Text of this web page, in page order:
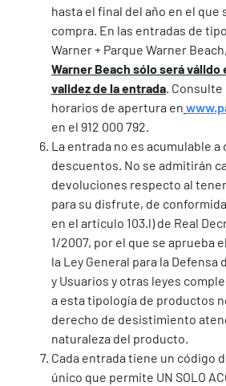
hasta el final del año en el que
compra. En las entradas de
Warner + Parque Warner Beach,
Warner Beach sólo será válido
validez de la entrada.
horarios de apertura en
en el 912 000 792.
La entrada no es acumulable
descuentos. No se admitirán
devoluciones respecto al
para su disfrute, de
en el artículo 103.l) de Real
1/2007, por el que se aprueba
la Ley General para la Defensa
y Usuarios y otras leyes
a esta tipología de productos
derecho de desistimiento
naturaleza del producto.
Cada entrada tiene un código
único que permite UN SOLO